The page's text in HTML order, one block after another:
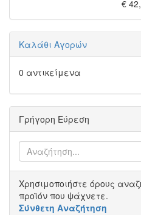
€
Καλάθι Αγορών
0 αντικείμενα
Γρήγορη Εύρεση
Χρησιμοποιήστε όρους
προϊόν που ψάχνετε.
Σύνθετη Αναζήτηση